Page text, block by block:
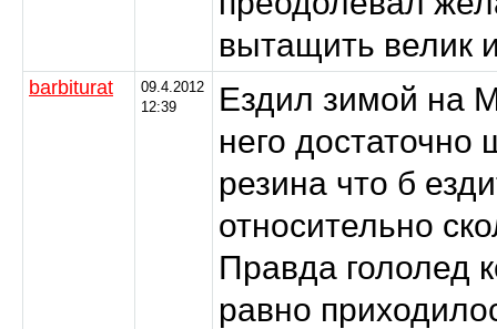
вытащить велик
barbiturat
09.4.2012
12:39
Ездил зимой на
него достаточно
резина что б
относительно
Правда гололед
равно